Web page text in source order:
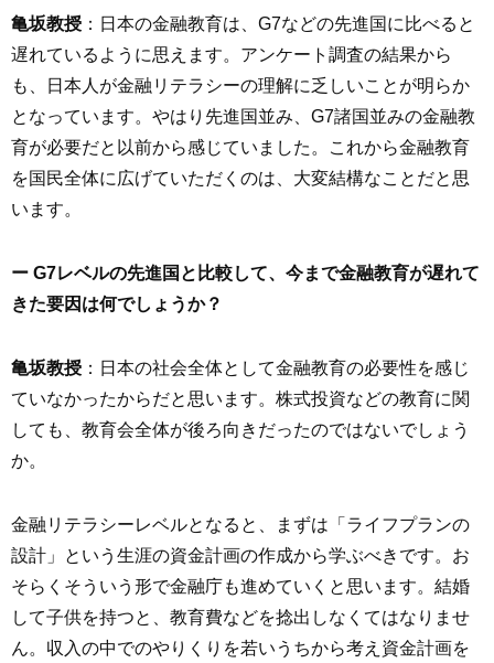
亀坂教授 ：日本の金融教育は、G7などの先進国に比べると
遅れているように思えます。アンケート調査の結果から
も、日本人が金融リテラシーの理解に乏しいことが明らか
となっています。やはり先進国並み、G7諸国並みの金融教
育が必要だと以前から感じていました。これから金融教育
を国民全体に広げていただくのは、大変結構なことだと思
います。
ー G7レベルの先進国と比較して、今まで金融教育が遅れて
きた要因は何でしょうか？
亀坂教授 ：日本の社会全体として金融教育の必要性を感じ
ていなかったからだと思います。株式投資などの教育に関
しても、教育会全体が後ろ向きだったのではないでしょう
か。
金融リテラシーレベルとなると、まずは「ライフプランの
設計」という生涯の資金計画の作成から学ぶべきです。お
そらくそういう形で金融庁も進めていくと思います。結婚
して子供を持つと、教育費などを捻出しなくてはなりませ
ん。収入の中でのやりくりを若いうちから考え資金計画を